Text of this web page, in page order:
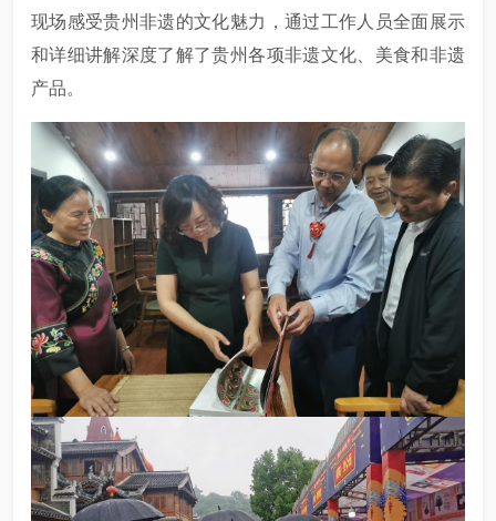
现场感受贵州非遗的文化魅力，通过工作人员全面展示
和详细讲解深度了解了贵州各项非遗文化、美食和非遗
产品。